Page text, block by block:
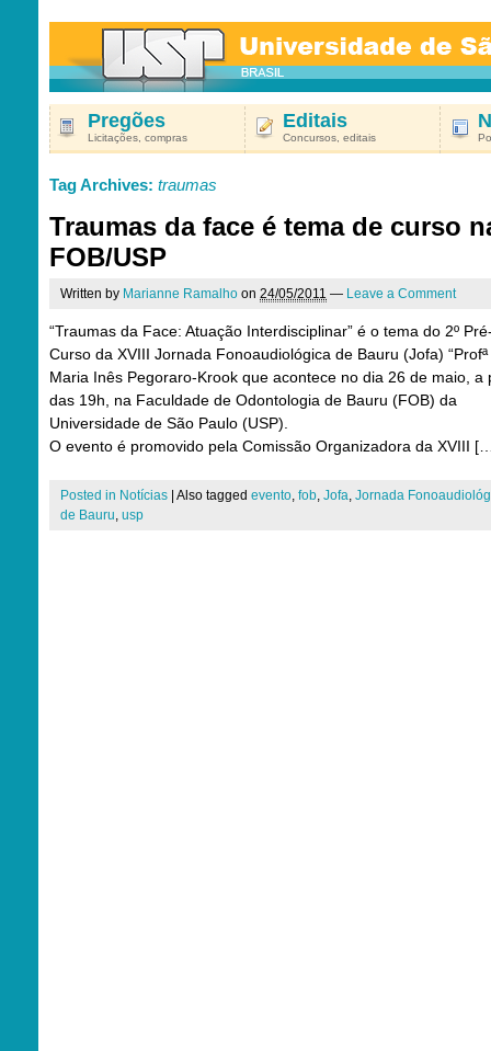
Pregões
Licitações, compras
Editais
Concursos, editais
Tag Archives: traumas
Traumas da face é tema de curso
FOB/USP
Written by Marianne Ramalho on 24/05/2011 — Leave a Comment
“Traumas da Face: Atuação Interdisciplinar” é o tema do 2º
Curso da XVIII Jornada Fonoaudiológica de Bauru (Jofa) “Profª
Maria Inês Pegoraro-Krook que acontece no dia 26 de maio, a
das 19h, na Faculdade de Odontologia de Bauru (FOB) da
Universidade de São Paulo (USP).
O evento é promovido pela Comissão Organizadora da XVIII
Posted in Notícias Also tagged evento, fob, Jofa, Jornada
de Bauru, usp